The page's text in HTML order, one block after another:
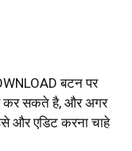
बटन पर
कर सकते है, और अगर
और एडिट करना चाहे